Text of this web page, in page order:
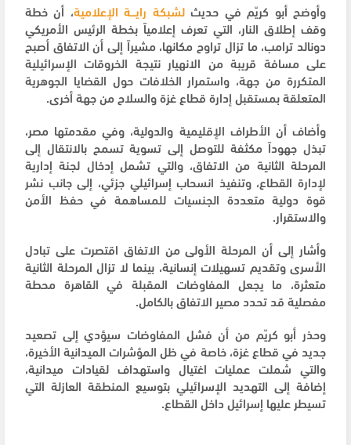
وأوضح أبو كريّم في حديثلشبكة رايـــة الإعلامية، أن خطة
وقف إطلاق النار، التي تعرف إعلامياً بخطة الرئيس الأمريكي
دونالد ترامب، ما تزال تراوح مكانها، مشيراً إلى أن الاتفاق أصبح
على مسافة قريبة من الانهيار نتيجة الخروقات الإسرائيلية
المتكررة من جهة، واستمرار الخلافات حول القضايا الجوهرية
المتعلقة بمستقبل إدارة قطاع غزة والسلاح من جهة أخرى.
وأضاف أن الأطراف الإقليمية والدولية، وفي مقدمتها مصر،
تبذل جهوداً مكثفة للتوصل إلى تسوية تسمح بالانتقال إلى
المرحلة الثانية من الاتفاق، والتي تشمل إدخال لجنة إدارية
لإدارة القطاع، وتنفيذ انسحاب إسرائيلي جزئي، إلى جانب نشر
قوة دولية متعددة الجنسيات للمساهمة في حفظ الأمن
والاستقرار.
وأشار إلى أن المرحلة الأولى من الاتفاق اقتصرت على تبادل
الأسرى وتقديم تسهيلات إنسانية، بينما لا تزال المرحلة الثانية
متعثرة، ما يجعل المفاوضات المقبلة في القاهرة محطة
مفصلية قد تحدد مصير الاتفاق بالكامل.
وحذر أبو كريّم من أن فشل المفاوضات سيؤدي إلى تصعيد
جديد في قطاع غزة، خاصة في ظل المؤشرات الميدانية الأخيرة،
والتي شملت عمليات اغتيال واستهداف لقيادات ميدانية،
إضافة إلى التهديد الإسرائيلي بتوسيع المنطقة العازلة التي
تسيطر عليها إسرائيل داخل القطاع.